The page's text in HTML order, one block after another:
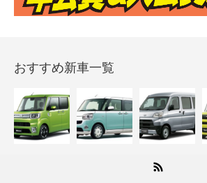
おすすめ新車一覧